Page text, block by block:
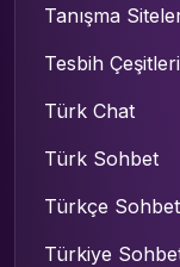
Tanışma
Tesbih Çeşitleri
Türk Chat
Türk Sohbet
Türkçe Sohbet
Türkiye